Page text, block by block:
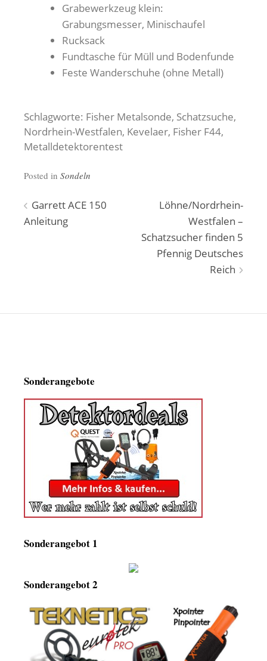
Grabewerkzeug klein:
Grabungsmesser, Minischaufel
Rucksack
Fundtasche für Müll und Bodenfunde
Feste Wanderschuhe (ohne Metall)
Schlagworte: Fisher Metalsonde, Schatzsuche,
Nordrhein-Westfalen, Kevelaer, Fisher F44,
Metalldetektorentest
Posted in Sondeln
Beitragsnavigation
Garrett ACE 150
Anleitung
Löhne/Nordrhein-
Westfalen –
Schatzsucher finden 5
Pfennig Deutsches
Reich
Sonderangebote
Sonderangebot 1
Sonderangebot 2